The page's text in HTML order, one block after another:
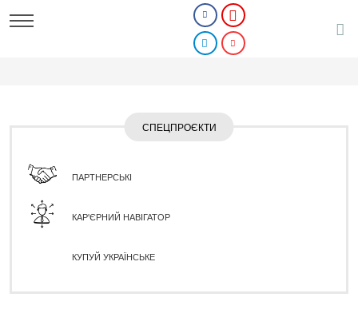
СПЕЦПРОЄКТИ
ПАРТНЕРСЬКІ
КАР'ЄРНИЙ НАВІГАТОР
КУПУЙ УКРАЇНСЬКЕ